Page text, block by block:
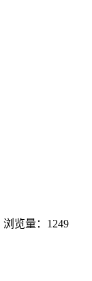
浏览量：1249